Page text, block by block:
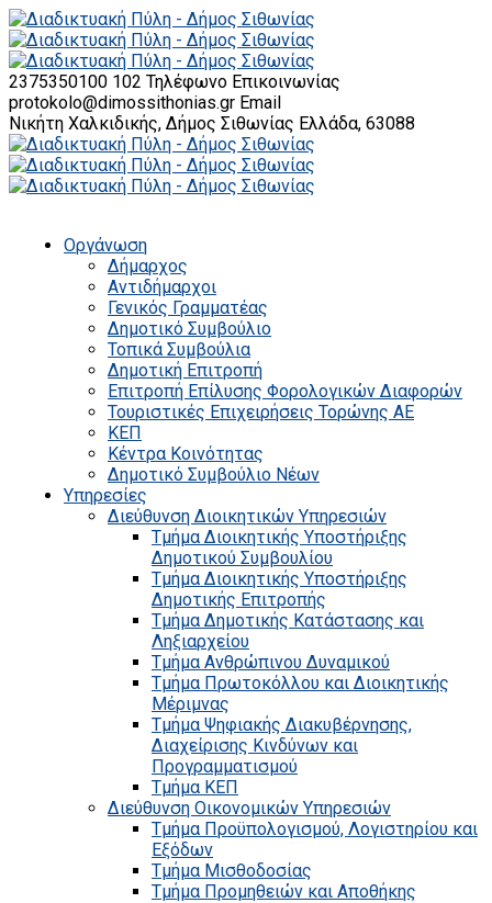
2375350100 102 Τηλέφωνο Επικοινωνίας
protokolo@dimossithonias.gr Email
Νικήτη Χαλκιδικής, Δήμος Σιθωνίας Ελλάδα, 63088
Οργάνωση
Δήμαρχος
Αντιδήμαρχοι
Γενικός Γραμματέας
Δημοτικό Συμβούλιο
Τοπικά Συμβούλια
Δημοτική Επιτροπή
Επιτροπή Επίλυσης Φορολογικών Διαφορών
Τουριστικές Επιχειρήσεις Τορώνης ΑΕ
ΚΕΠ
Κέντρα Κοινότητας
Δημοτικό Συμβούλιο Νέων
Υπηρεσίες
Διεύθυνση Διοικητικών Υπηρεσιών
Τμήμα Διοικητικής Υποστήριξης
Δημοτικού Συμβουλίου
Τμήμα Διοικητικής Υποστήριξης
Δημοτικής Επιτροπής
Τμήμα Δημοτικής Κατάστασης και
Ληξιαρχείου
Τμήμα Ανθρώπινου Δυναμικού
Τμήμα Πρωτοκόλλου και Διοικητικής
Μέριμνας
Τμήμα Ψηφιακής Διακυβέρνησης,
Διαχείρισης Κινδύνων και
Προγραμματισμού
Τμήμα ΚΕΠ
Διεύθυνση Οικονομικών Υπηρεσιών
Τμήμα Προϋπολογισμού, Λογιστηρίου και
Εξόδων
Τμήμα Μισθοδοσίας
Τμήμα Προμηθειών και Αποθήκης